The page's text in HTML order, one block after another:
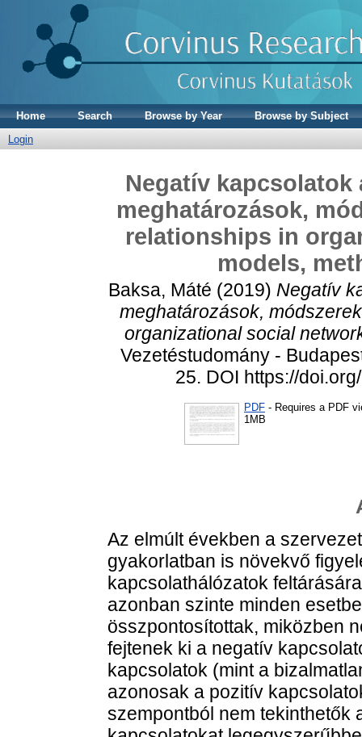
Home Search Browse by Year
Browse by Subject
Login
Negatív kapcsolatok
meghatározások,
relationships in
models,
Baksa, Máté (2019) Negatív
meghatározások,
organizational social
Vezetéstudomány -
25. DOI https://
PDF - Requires a PDF
1MB
Az elmúlt években a
gyakorlatban is növekvő
kapcsolathálózatok
azonban szinte minden
összpontosítottak, miközben
fejtenek ki a negatív
kapcsolatok (mint a
azonosak a pozitív
szempontból nem tekinthetők